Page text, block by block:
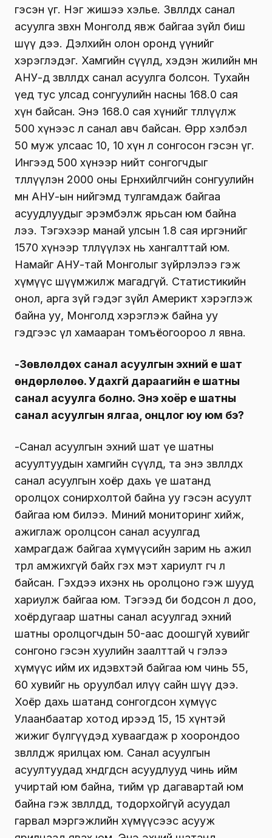
гэсэн үг. Нэг жишээ хэлье. Зөвлөлдөх санал
асуулга зөвхөн Монголд явж байгаа зүйл биш
шүү дээ. Дэлхийн олон оронд үүнийг
хэрэглэдэг. Хамгийн сүүлд, хэдэн жилийн өмнө
АНУ-д зөвлөлдөх санал асуулга болсон. Тухайн
үед тус улсад сонгуулийн насны 168.0 сая
хүн байсан. Энэ 168.0 сая хүнийг төлөөлүүлж
500 хүнээс л санал авч байсан. Өөрөөр хэлбэл
50 муж улсаас 10, 10 хүн л сонгосон гэсэн үг.
Ингээд 500 хүнээр нийт сонгогчдыг
төлөөлүүлэн 2000 оны Ерөнхийлөгчийн сонгуулийн
өмнө АНУ-ын нийгэмд тулгамдаж байгаа
асуудлуудыг эрэмбэлж ярьсан юм байна
лээ. Тэгэхээр манай улсын 1.8 сая иргэнийг
1570 хүнээр төлөөлүүлэх нь хангалттай юм.
Намайг АНУ-тай Монголыг зүйрлэлээ гэж
хүмүүс шүүмжилж магадгүй. Статистикийн
онол, арга зүй гэдэг зүйл Америкт хэрэглэж
байна уу, Монголд хэрэглэж байна уу
гэдгээс үл хамааран томъёогоороо л явна.
-Зөвлөлдөх санал асуулгын эхний үе шат
өндөрлөлөө. Удахгүй дараагийн үе шатны
санал асуулга болно. Энэ хоёр үе шатны
санал асуулгын ялгаа, онцлог юу юм бэ?
-Санал асуулгын эхний шат үе шатны
асуултуудын хамгийн сүүлд, та энэ зөвлөлдөх
санал асуулгын хоёр дахь үе шатанд
оролцох сонирхолтой байна уу гэсэн асуулт
байгаа юм билээ. Миний мониторинг хийж,
ажиглаж оролцсон санал асуулгад
хамрагдаж байгаа хүмүүсийн зарим нь ажил
төрөл амжихгүй байх гэх мэт хариулт өгч л
байсан. Гэхдээ ихэнх нь оролцоно гэж шууд
хариулж байгаа юм. Тэгээд би бодсон л доо,
хоёрдугаар шатны санал асуулгад эхний
шатны оролцогчдын 50-аас доошгүй хувийг
сонгоно гэсэн хуулийн заалттай ч гэлээ
хүмүүс ийм их идэвхтэй байгаа юм чинь 55,
60 хувийг нь оруулбал илүү сайн шүү дээ.
Хоёр дахь шатанд сонгогдсон хүмүүс
Улаанбаатар хотод ирээд 15, 15 хүнтэй
жижиг бүлгүүдэд хуваагдаж өөр хоорондоо
зөвлөлдөж ярилцах юм. Санал асуулгын
асуултуудад хөндөгдсөн асуудлууд чинь ийм
учиртай юм байна, тийм үр дагавартай юм
байна гэж зөвлөлдөөд, тодорхойгүй асуудал
гарвал мэргэжлийн хүмүүсээс асууж